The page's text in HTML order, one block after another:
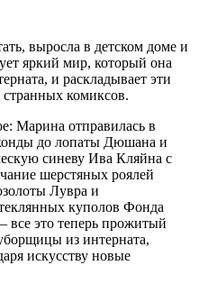
выросла в детском доме и
яркий мир, который она
и раскладывает эти
комиксов.
Марина отправилась в
до лопаты Дюшана и
синеву Ива Кляйна с
шерстяных роялей
Лувра и
куполов Фонда
все это теперь прожитый
из интерната,
искусству новые